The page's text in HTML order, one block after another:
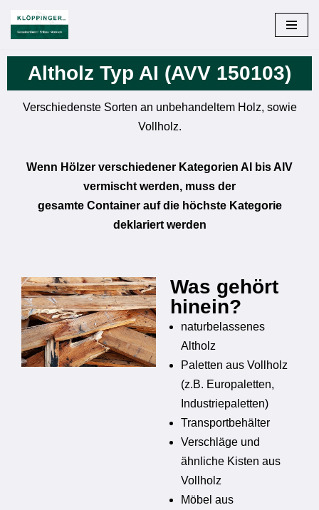
Zum
Inhalt
springen
Altholz Typ AI (AVV 150103)
Verschiedenste Sorten an unbehandeltem Holz, sowie
Vollholz.
Wenn Hölzer verschiedener Kategorien AI bis AIV
vermischt werden, muss der
gesamte Container auf die höchste Kategorie
deklariert werden
Was gehört
hinein?
naturbelassenes
Altholz
Paletten aus Vollholz
(z.B. Europaletten,
Industriepaletten)
Transportbehälter
Verschläge und
ähnliche Kisten aus
Vollholz
Möbel aus